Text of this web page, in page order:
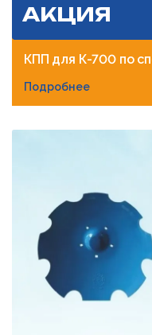
АКЦИЯ
КПП для К-700 по
Подробнее